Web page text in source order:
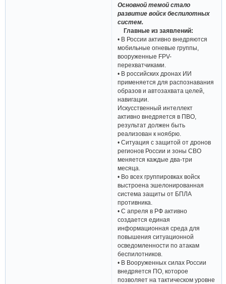
Основной темой стало
развитие войск беспилотных
систем.
Главные из заявлений:
• В России активно внедряются
мобильные огневые группы,
вооруженные FPV-
перехватчиками.
• В российских дронах ИИ
применяется для распознавания
образов и автозахвата целей,
навигации.
Искусственный интеллект
активно внедряется в ПВО,
результат должен быть
реализован к ноябрю.
• Ситуация с защитой от дронов
регионов России и зоны СВО
меняется каждые два-три
месяца.
• Во всех группировках войск
выстроена эшелонированная
система защиты от БПЛА
противника.
• С апреля в РФ активно
создается единая
информационная среда для
повышения ситуационной
осведомленности по атакам
беспилотников.
• В Вооруженных силах России
внедряется ПО, которое
позволяет на тактическом уровне